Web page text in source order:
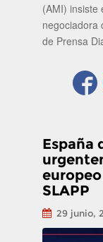
(AMI) insiste
negociadora
de Prensa
España
SLAPP
29 junio,